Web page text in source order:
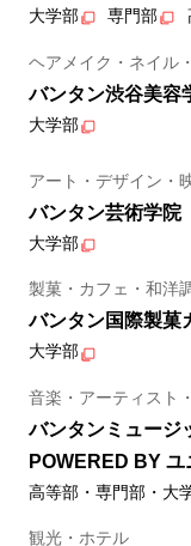
大学部 専門部
ヘアメイク・ネイル
バンタン渋谷美容
大学部
アート・デザイン・
バンタン芸術学院
大学部
製菓・カフェ・和洋
バンタン国際製菓
大学部
音楽・アーティスト
バンタンミュージ
POWERED BY
高等部・専門部・大
観光・ホテル